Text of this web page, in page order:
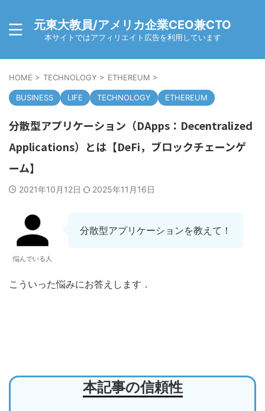
元東大教員/アメリカ企業CEO兼CTO
本サイトではアフィリエイト広告を利用しています
HOME > TECHNOLOGY > ETHEREUM >
BUSINESS LIFE TECHNOLOGY ETHEREUM
分散型アプリケーション（DApps：Decentralized
Applications）とは【DeFi，ブロックチェーンゲ
ーム】
2021年10月12日 2025年11月16日
悩んでいる人
分散型アプリケーションを教えて！
こういった悩みにお答えします．
本記事の信頼性